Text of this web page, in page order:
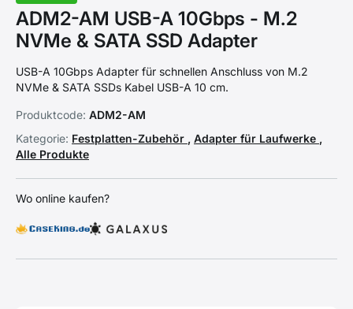
ADM2-AM USB-A 10Gbps - M.2
NVMe & SATA SSD Adapter
USB-A 10Gbps Adapter für schnellen Anschluss von M.2
NVMe & SATA SSDs Kabel USB-A 10 cm.
Produktcode: ADM2-AM
Kategorie: Festplatten-Zubehör , Adapter für Laufwerke ,
Alle Produkte
Wo online kaufen?